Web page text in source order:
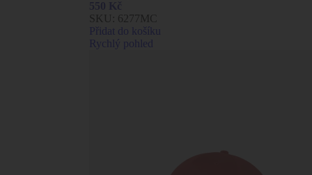
SKU: 6277MC
Přidat do košíku
Rychlý pohled